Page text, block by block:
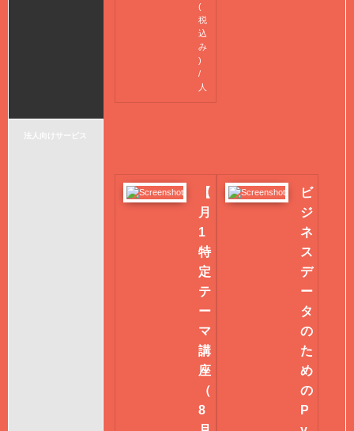
法人向けサービス
(
税
込
み
)
/
人
【
月
1
特
定
テ
ー
マ
講
座
（
8
ビ
ジ
ネ
ス
デ
ー
タ
の
た
め
の
P